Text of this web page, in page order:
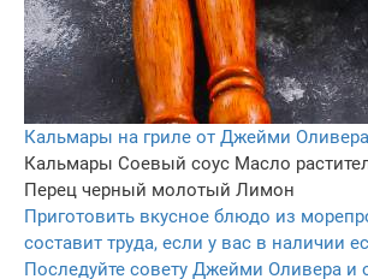
Кальмары на гриле от Джейми Оливера
Кальмары Соевый соус Масло
Перец черный молотый Лимон
Приготовить вкусное блюдо из
составит труда, если у вас в наличии
Последуйте совету Джейми Оливера и